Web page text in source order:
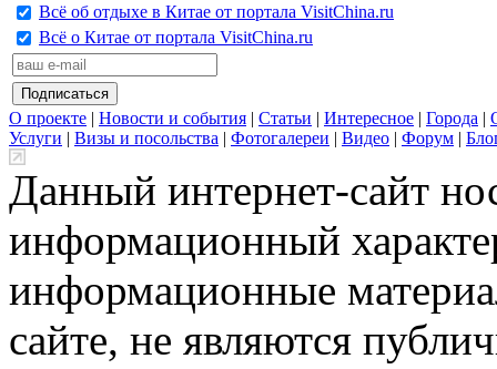
Всё об отдыхе в Китае от портала VisitChina.ru
Всё о Китае от портала VisitChina.ru
О проекте | Новости и события | Статьи | Интересное | Города |
Услуги | Визы и посольства | Фотогалереи | Видео | Форум |
Данный интернет-сайт
информационный
информационные
сайте, не являются